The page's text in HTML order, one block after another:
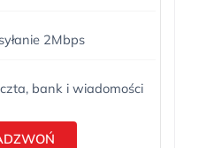
2Mbps
bank i wiadomości